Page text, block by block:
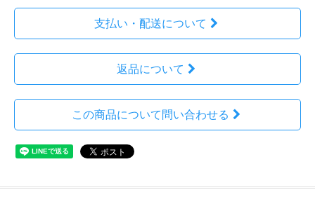
支払い・配送について
返品について
この商品について問い合わせる